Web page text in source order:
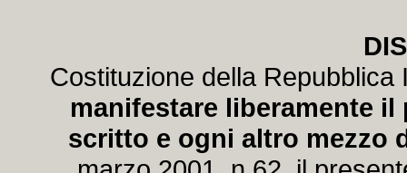
Costituzione della
manifestare liberamente
scritto e ogni altro mezzo